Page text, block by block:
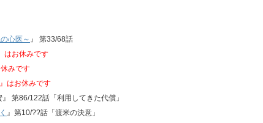
心医～ 』 第33/68話
はお休みです
みです
』はお休みです
第86/122話「利用してきた代償」
』第10/??話「渡米の決意」